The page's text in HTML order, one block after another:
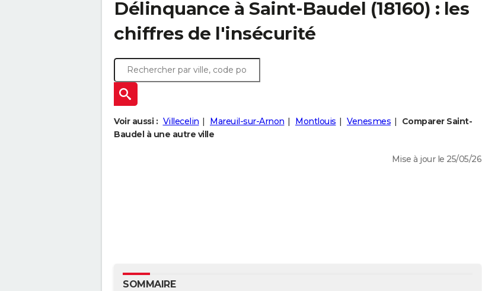
Délinquance à Saint-Baudel (18160) : les
chiffres de l'insécurité
Voir aussi : Villecelin Mareuil-sur-Arnon Montlouis Venesmes
Comparer Saint-
Baudel à une autre ville
Mise à jour le 25/05/26
SOMMAIRE